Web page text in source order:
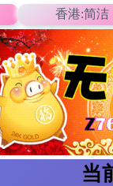
香港:简洁
当